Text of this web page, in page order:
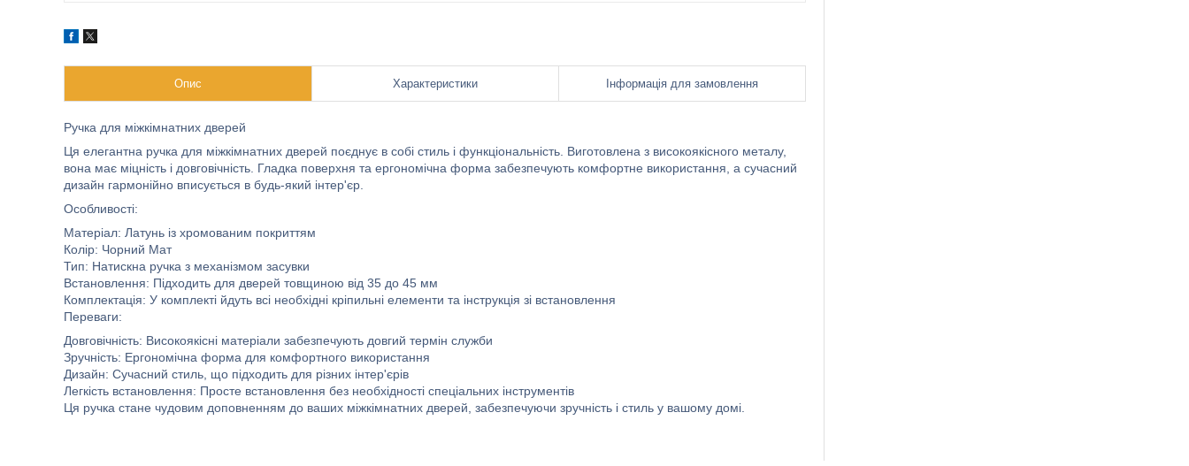
Опис Характеристики Інформація для замовлення
Ручка для міжкімнатних дверей
Ця елегантна ручка для міжкімнатних дверей поєднує в собі стиль і функціональність. Виготовлена з високоякісного металу,
вона має міцність і довговічність. Гладка поверхня та ергономічна форма забезпечують комфортне використання, а сучасний
дизайн гармонійно вписується в будь-який інтер'єр.
Особливості:
Матеріал: Латунь із хромованим покриттям
Колір: Чорний Мат
Тип: Натискна ручка з механізмом засувки
Встановлення: Підходить для дверей товщиною від 35 до 45 мм
Комплектація: У комплекті йдуть всі необхідні кріпильні елементи та інструкція зі встановлення
Переваги:
Довговічність: Високоякісні матеріали забезпечують довгий термін служби
Зручність: Ергономічна форма для комфортного використання
Дизайн: Сучасний стиль, що підходить для різних інтер'єрів
Легкість встановлення: Просте встановлення без необхідності спеціальних інструментів
Ця ручка стане чудовим доповненням до ваших міжкімнатних дверей, забезпечуючи зручність і стиль у вашому домі.